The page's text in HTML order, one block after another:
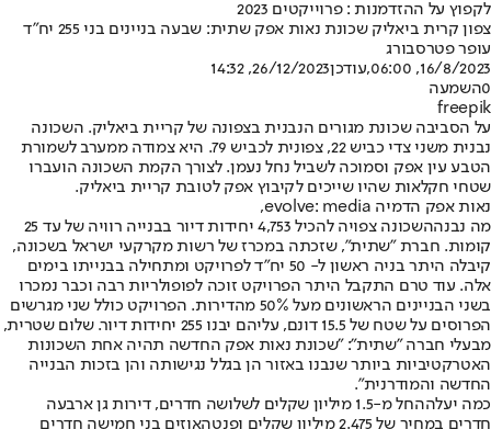
לקפוץ על ההזדמנות : פרוייקטים 2023
צפון קרית ביאליק שכונת נאות אפק שתית: שבעה בניינים בני 255 יח״ד
עופר פטרסבורג
16/8/2023, 06:00
,עודכן26/12/2023, 14:32
0השמעה
freepik
על הסביבה שכונת מגורים הנבנית בצפונה של קריית ביאליק. השכונה
נבנית משני צדי כביש 22, צפונית לכביש 79. היא צמודה ממערב לשמורת
הטבע עין אפק וסמוכה לשביל נחל נעמן. לצורך הקמת השכונה הועברו
שטחי חקלאות שהיו שייכים לקיבוץ אפק לטובת קריית ביאליק.
נאות אפק הדמיה evolve: media,
מה נבנה
השכונה צפויה להכיל 4,753 יחידות דיור בבנייה רוויה של עד 25
קומות. חברת "שתית", שזכתה במכרז של רשות מקרקעי ישראל בשכונה,
קיבלה היתר בניה ראשון ל- 50 יח"ד לפרויקט ומתחילה בבנייתו בימים
אלה. עוד טרם התקבל היתר הפרויקט זוכה לפופולריות רבה וכבר נמכרו
בשני הבניינים הראשונים מעל 50% מהדירות. הפרויקט כולל שני מגרשים
הפרוסים על שטח של 15.5 דונם, עליהם יבנו 255 יחידות דיור. שלום שטרית,
מבעלי חברה "שתית": "שכונת נאות אפק החדשה תהיה אחת השכונות
האטרקטיביות ביותר שנבנו באזור הן בגלל נגישותה והן בזכות הבנייה
החדשה והמודרנית".
כמה יעלה
החל מ-1.5 מיליון שקלים לשלושה חדרים, דירות גן ארבעה
חדרים במחיר של 2.475 מיליון שקלים ופנטהאוזים בני חמישה חדרים